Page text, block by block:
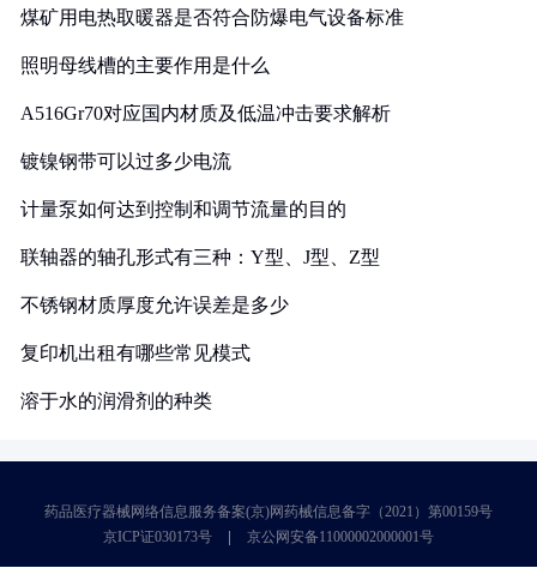
煤矿用电热取暖器是否符合防爆电气设备标准
照明母线槽的主要作用是什么
A516Gr70对应国内材质及低温冲击要求解析
镀镍钢带可以过多少电流
计量泵如何达到控制和调节流量的目的
联轴器的轴孔形式有三种：Y型、J型、Z型
不锈钢材质厚度允许误差是多少
复印机出租有哪些常见模式
溶于水的润滑剂的种类
药品医疗器械网络信息服务备案(京)网药械信息备字（2021）第00159号
京ICP证030173号
京公网安备11000002000001号